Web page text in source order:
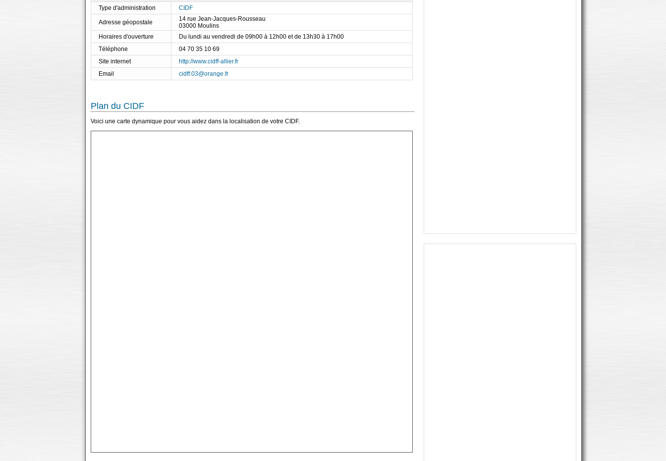
Type d'administration
CIDF
Adresse géopostale
14 rue Jean-Jacques-Rousseau
03000 Moulins
Horaires d'ouverture
Du lundi au vendredi de 09h00 à 12h00 et de 13h30 à 17h00
Téléphone
04 70 35 10 69
Site internet
http://www.cidff-allier.fr
Email
cidff.03@orange.fr
Plan du CIDF
Voici une carte dynamique pour vous aidez dans la localisation de votre CIDF.